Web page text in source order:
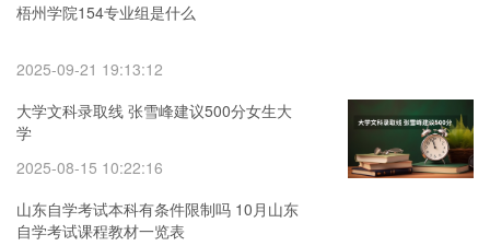
梧州学院154专业组是什么
2025-09-21 19:13:12
大学文科录取线 张雪峰建议500分女生大
学
2025-08-15 10:22:16
山东自学考试本科有条件限制吗 10月山东
自学考试课程教材一览表